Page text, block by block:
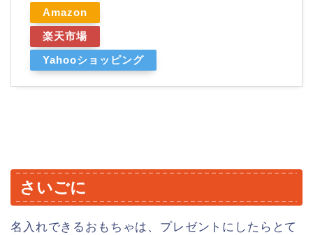
Amazon
楽天市場
Yahooショッピング
さいごに
名入れできるおもちゃは、プレゼントにしたらとて